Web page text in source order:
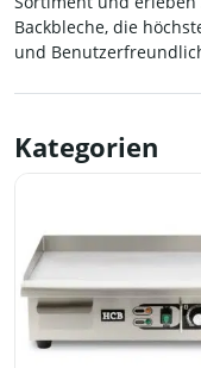
Backbleche, die
und
Kategorien